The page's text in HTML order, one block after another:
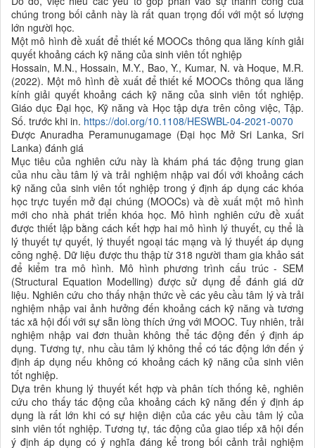
chúng trong bối cảnh này là rất quan trọng đối với một số lượng
lớn người học.
Một mô hình đề xuất để thiết kế MOOCs thông qua lăng kính giải
quyết khoảng cách kỹ năng của sinh viên tốt nghiệp
Hossain, M.N., Hossain, M.Y., Bao, Y., Kumar, N. và Hoque, M.R.
(2022). Một mô hình đề xuất để thiết kế MOOCs thông qua lăng
kính giải quyết khoảng cách kỹ năng của sinh viên tốt nghiệp.
Giáo dục Đại học, Kỹ năng và Học tập dựa trên công việc, Tập.
Số. trước khi in. https://doi.org/10.1108/HESWBL-04-2021-0070
Được Anuradha Peramunugamage (Đại học Mở Sri Lanka, Sri
Lanka) đánh giá
Mục tiêu của nghiên cứu này là khám phá tác động trung gian
của nhu cầu tâm lý và trải nghiệm nhập vai đối với khoảng cách
kỹ năng của sinh viên tốt nghiệp trong ý định áp dụng các khóa
học trực tuyến mở đại chúng (MOOCs) và đề xuất một mô hình
mới cho nhà phát triển khóa học. Mô hình nghiên cứu đề xuất
được thiết lập bằng cách kết hợp hai mô hình lý thuyết, cụ thể là
lý thuyết tự quyết, lý thuyết ngoại tác mạng và lý thuyết áp dụng
công nghệ. Dữ liệu được thu thập từ 318 người tham gia khảo sát
để kiểm tra mô hình. Mô hình phương trình cấu trúc - SEM
(Structural Equation Modelling) được sử dụng để đánh giá dữ
liệu. Nghiên cứu cho thấy nhận thức về các yêu cầu tâm lý và trải
nghiệm nhập vai ảnh hưởng đến khoảng cách kỹ năng và tương
tác xã hội đối với sự sẵn lòng thích ứng với MOOC. Tuy nhiên, trải
nghiệm nhập vai đơn thuần không thể tác động đến ý định áp
dụng. Tương tự, nhu cầu tâm lý không thể có tác động lớn đến ý
định áp dụng nếu không có khoảng cách kỹ năng của sinh viên
tốt nghiệp.
Dựa trên khung lý thuyết kết hợp và phân tích thống kê, nghiên
cứu cho thấy tác động của khoảng cách kỹ năng đến ý định áp
dụng là rất lớn khi có sự hiện diện của các yêu cầu tâm lý của
sinh viên tốt nghiệp. Tương tự, tác động của giao tiếp xã hội đến
ý định áp dụng có ý nghĩa đáng kể trong bối cảnh trải nghiệm